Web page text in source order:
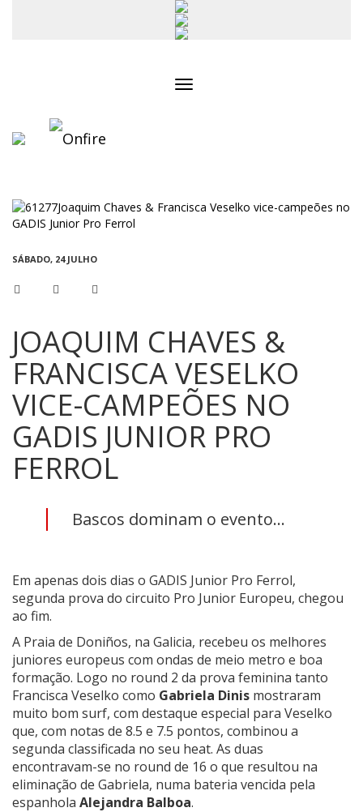
SÁBADO, 24 JULHO
JOAQUIM CHAVES &
FRANCISCA VESELKO
VICE-CAMPEÕES NO
GADIS JUNIOR PRO
FERROL
Bascos dominam o evento...
Em apenas dois dias o GADIS Junior Pro Ferrol,
segunda prova do circuito Pro Junior Europeu, chegou
ao fim.
A Praia de Doniños, na Galicia, recebeu os melhores
juniores europeus com ondas de meio metro e boa
formação. Logo no round 2 da prova feminina tanto
Francisca Veselko como Gabriela Dinis mostraram
muito bom surf, com destaque especial para Veselko
que, com notas de 8.5 e 7.5 pontos, combinou a
segunda classificada no seu heat. As duas
encontravam-se no round de 16 o que resultou na
eliminação de Gabriela, numa bateria vencida pela
espanhola Alejandra Balboa.